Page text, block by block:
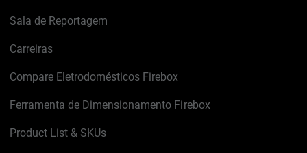
Sala de Reportagem
Carreiras
Compare Eletrodomésticos Firebox
Ferramenta de Dimensionamento Firebox
Product List & SKUs